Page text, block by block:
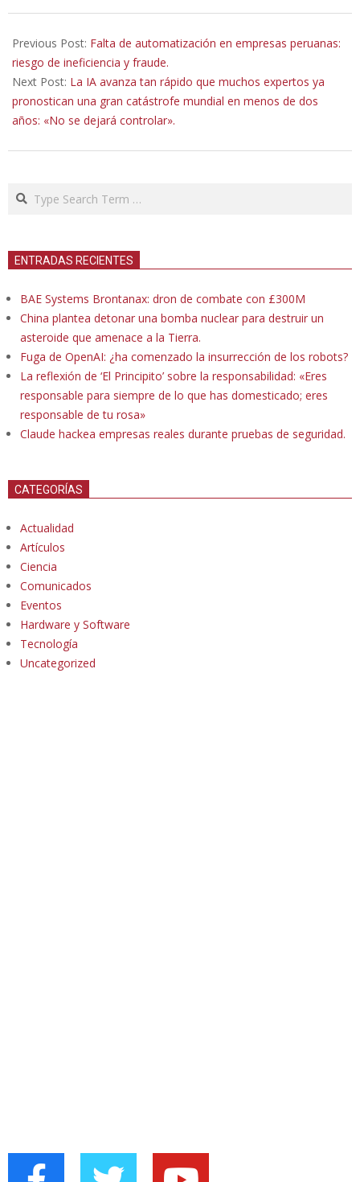
05-
29
Previous Post: Falta de automatización en empresas peruanas:
riesgo de ineficiencia y fraude.
Next Post: La IA avanza tan rápido que muchos expertos ya
pronostican una gran catástrofe mundial en menos de dos
años: «No se dejará controlar».
Search
ENTRADAS RECIENTES
BAE Systems Brontanax: dron de combate con £300M
China plantea detonar una bomba nuclear para destruir un
asteroide que amenace a la Tierra.
Fuga de OpenAI: ¿ha comenzado la insurrección de los robots?
La reflexión de ‘El Principito’ sobre la responsabilidad: «Eres
responsable para siempre de lo que has domesticado; eres
responsable de tu rosa»
Claude hackea empresas reales durante pruebas de seguridad.
CATEGORÍAS
Actualidad
Artículos
Ciencia
Comunicados
Eventos
Hardware y Software
Tecnología
Uncategorized